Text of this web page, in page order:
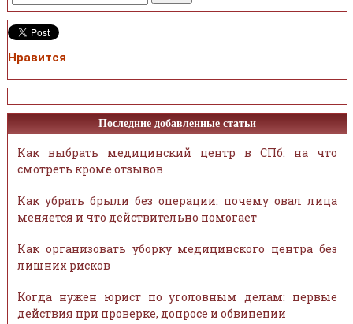
Нравится
Последние добавленные статьи
Как выбрать медицинский центр в СПб: на что
смотреть кроме отзывов
Как убрать брыли без операции: почему овал лица
меняется и что действительно помогает
Как организовать уборку медицинского центра без
лишних рисков
Когда нужен юрист по уголовным делам: первые
действия при проверке, допросе и обвинении